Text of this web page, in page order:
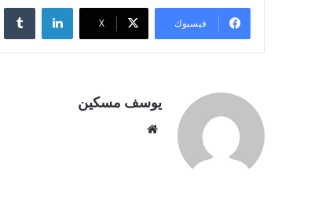
فيسبوك ‫X
لينكدإن
يوسف مسكين